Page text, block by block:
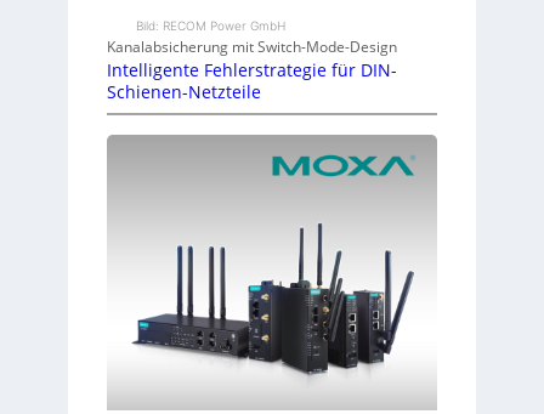
Bild: RECOM Power GmbH
Kanalabsicherung mit Switch-Mode-Design
Intelligente Fehlerstrategie für DIN-
Schienen-Netzteile